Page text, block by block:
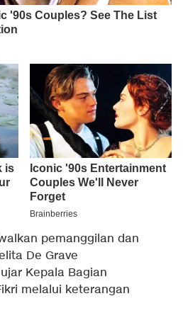
pemanggilan dan
De Grave
Kepala Bagian
melalui keterangan